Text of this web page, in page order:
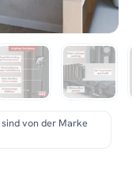
sind von der Marke